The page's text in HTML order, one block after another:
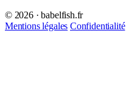
© 2026 · babelfish.fr
Mentions légales Confidentialité